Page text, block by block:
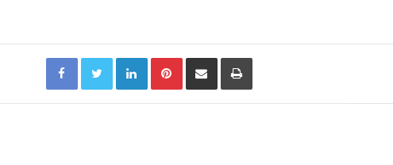
Facebook Twitter LinkedIn Pinterest Chia sẻ qua email In